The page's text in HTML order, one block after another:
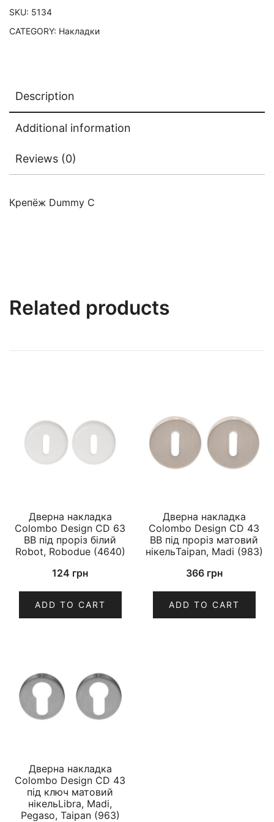
SKU: 5134
CATEGORY: Накладки
Description
Additional information
Reviews (0)
Крепёж Dummy C
Related products
Дверна накладка
Colombo Design CD 63
BB під проріз білий
Robot, Robodue (4640)
124 грн
ADD TO CART
Дверна накладка
Colombo Design CD 43
BB під проріз матовий
нікельTaipan, Madi (983)
366 грн
ADD TO CART
Дверна накладка
Colombo Design CD 43
під ключ матовий
нікельLibra, Madi,
Pegaso, Taipan (963)